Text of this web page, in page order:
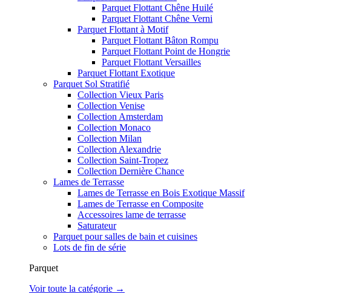
Parquet Flottant Chêne Huilé
Parquet Flottant Chêne Verni
Parquet Flottant à Motif
Parquet Flottant Bâton Rompu
Parquet Flottant Point de Hongrie
Parquet Flottant Versailles
Parquet Flottant Exotique
Parquet Sol Stratifié
Collection Vieux Paris
Collection Venise
Collection Amsterdam
Collection Monaco
Collection Milan
Collection Alexandrie
Collection Saint-Tropez
Collection Dernière Chance
Lames de Terrasse
Lames de Terrasse en Bois Exotique Massif
Lames de Terrasse en Composite
Accessoires lame de terrasse
Saturateur
Parquet pour salles de bain et cuisines
Lots de fin de série
Parquet
Voir toute la catégorie →